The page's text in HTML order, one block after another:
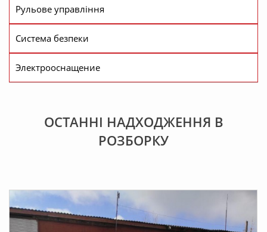
Рульове управління
Система безпеки
Электрооснащение
ОСТАННІ НАДХОДЖЕННЯ В
РОЗБOРКУ